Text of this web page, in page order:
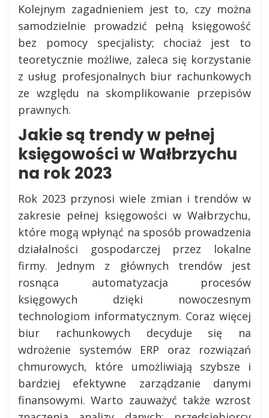
Kolejnym zagadnieniem jest to, czy można
samodzielnie prowadzić pełną księgowość
bez pomocy specjalisty; chociaż jest to
teoretycznie możliwe, zaleca się korzystanie
z usług profesjonalnych biur rachunkowych
ze względu na skomplikowanie przepisów
prawnych.
Jakie są trendy w pełnej
księgowości w Wałbrzychu
na rok 2023
Rok 2023 przynosi wiele zmian i trendów w
zakresie pełnej księgowości w Wałbrzychu,
które mogą wpłynąć na sposób prowadzenia
działalności gospodarczej przez lokalne
firmy. Jednym z głównych trendów jest
rosnąca automatyzacja procesów
księgowych dzięki nowoczesnym
technologiom informatycznym. Coraz więcej
biur rachunkowych decyduje się na
wdrożenie systemów ERP oraz rozwiązań
chmurowych, które umożliwiają szybsze i
bardziej efektywne zarządzanie danymi
finansowymi. Warto zauważyć także wzrost